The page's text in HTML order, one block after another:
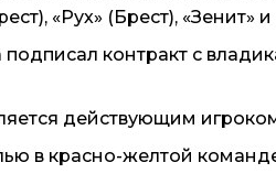
«Рух» (Брест), «Зенит»
контракт с
действующим
в красно-желтой